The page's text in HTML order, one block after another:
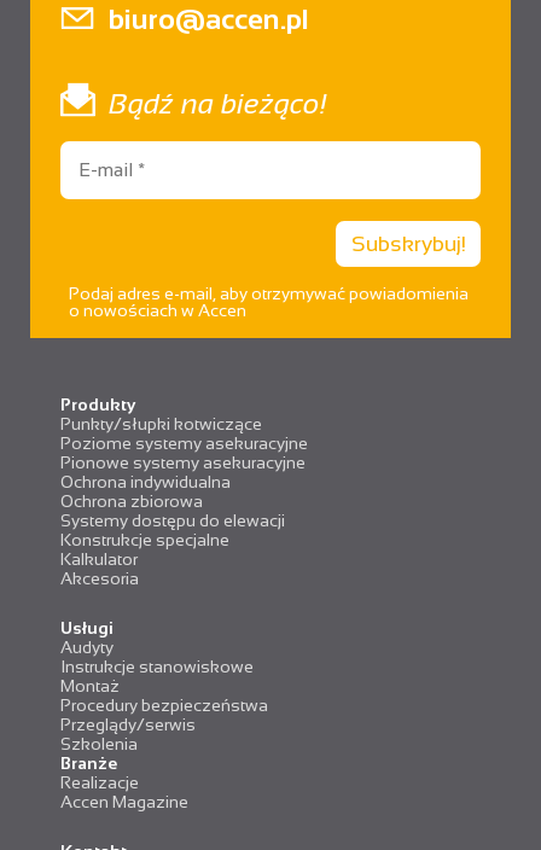
biuro@accen.pl
Bądź na bieżąco!
Podaj adres e-mail, aby otrzymywać powiadomienia
o nowościach w Accen
Produkty
Punkty/słupki kotwiczące
Poziome systemy asekuracyjne
Pionowe systemy asekuracyjne
Ochrona indywidualna
Ochrona zbiorowa
Systemy dostępu do elewacji
Konstrukcje specjalne
Kalkulator
Akcesoria
Usługi
Audyty
Instrukcje stanowiskowe
Montaż
Procedury bezpieczeństwa
Przeglądy/serwis
Szkolenia
Branże
Realizacje
Accen Magazine